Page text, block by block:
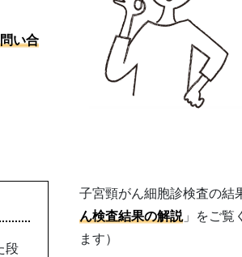
い合
段
子宮頸がん細胞診検査の結
ん検査結果の解説」をご覧
ます）